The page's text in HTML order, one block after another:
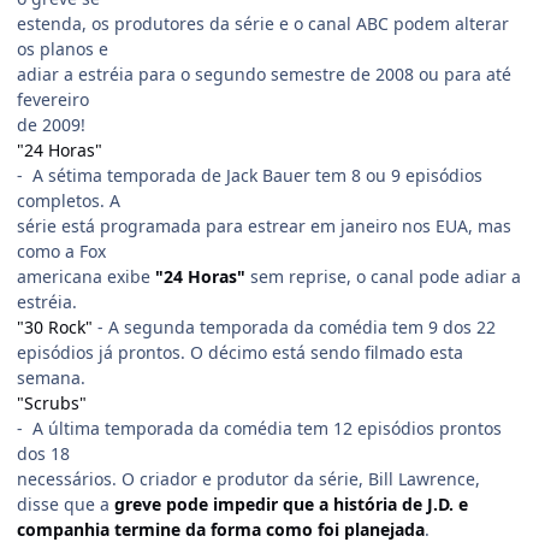
estenda, os produtores da série e o canal ABC podem alterar
os planos e
adiar a estréia para o segundo semestre de 2008 ou para até
fevereiro
de 2009!
"24 Horas"
- A sétima temporada de Jack Bauer tem 8 ou 9 episódios
completos. A
série está programada para estrear em janeiro nos EUA, mas
como a Fox
americana exibe "24 Horas" sem reprise, o canal pode adiar a
estréia.
"30 Rock" - A segunda temporada da comédia tem 9 dos 22
episódios já prontos. O décimo está sendo filmado esta
semana.
"Scrubs"
- A última temporada da comédia tem 12 episódios prontos
dos 18
necessários. O criador e produtor da série, Bill Lawrence,
disse que a greve pode impedir que a história de J.D. e
companhia termine da forma como foi planejada.